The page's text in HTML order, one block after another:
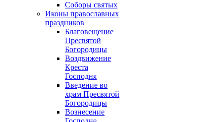
Соборы святых
Иконы православных
праздников
Благовещение
Пресвятой
Богородицы
Воздвижение
Креста
Господня
Введение во
храм Пресвятой
Богородицы
Вознесение